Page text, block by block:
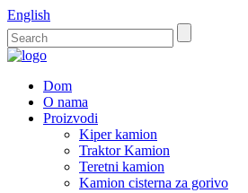
English
Dom
O nama
Proizvodi
Kiper kamion
Traktor Kamion
Teretni kamion
Kamion cisterna za gorivo